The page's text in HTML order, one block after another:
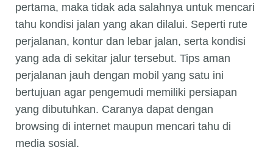
pertama, maka tidak ada salahnya untuk mencari
tahu kondisi jalan yang akan dilalui. Seperti rute
perjalanan, kontur dan lebar jalan, serta kondisi
yang ada di sekitar jalur tersebut. Tips aman
perjalanan jauh dengan mobil yang satu ini
bertujuan agar pengemudi memiliki persiapan
yang dibutuhkan. Caranya dapat dengan
browsing di internet maupun mencari tahu di
media sosial.